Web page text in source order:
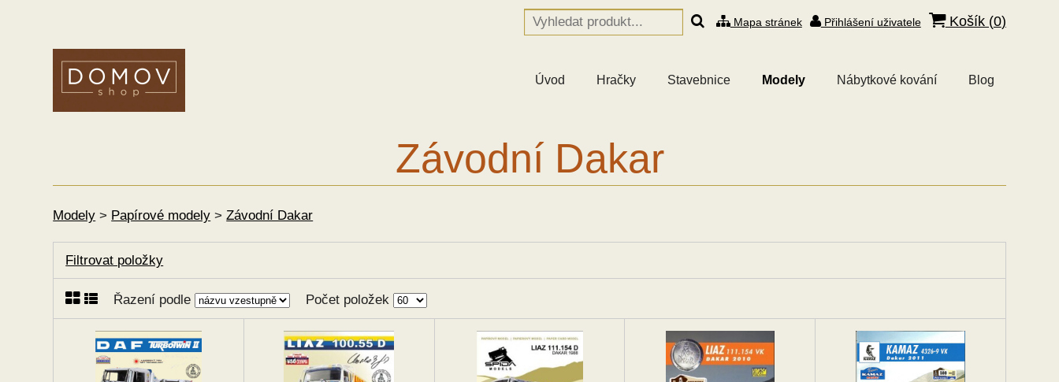
Mapa stránek Přihlášení uživatele Košík (0)
Úvod Hračky Stavebnice Modely Nábytkové kování Blog
Závodní Dakar
Modely > Papírové modely > Závodní Dakar
Filtrovat položky
Řazení podle Počet položek